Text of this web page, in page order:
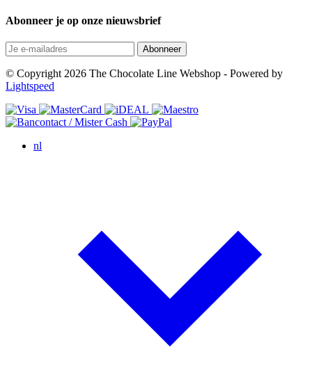
Abonneer je op onze nieuwsbrief
Abonneer
© Copyright 2026 The Chocolate Line Webshop - Powered by
Lightspeed
nl